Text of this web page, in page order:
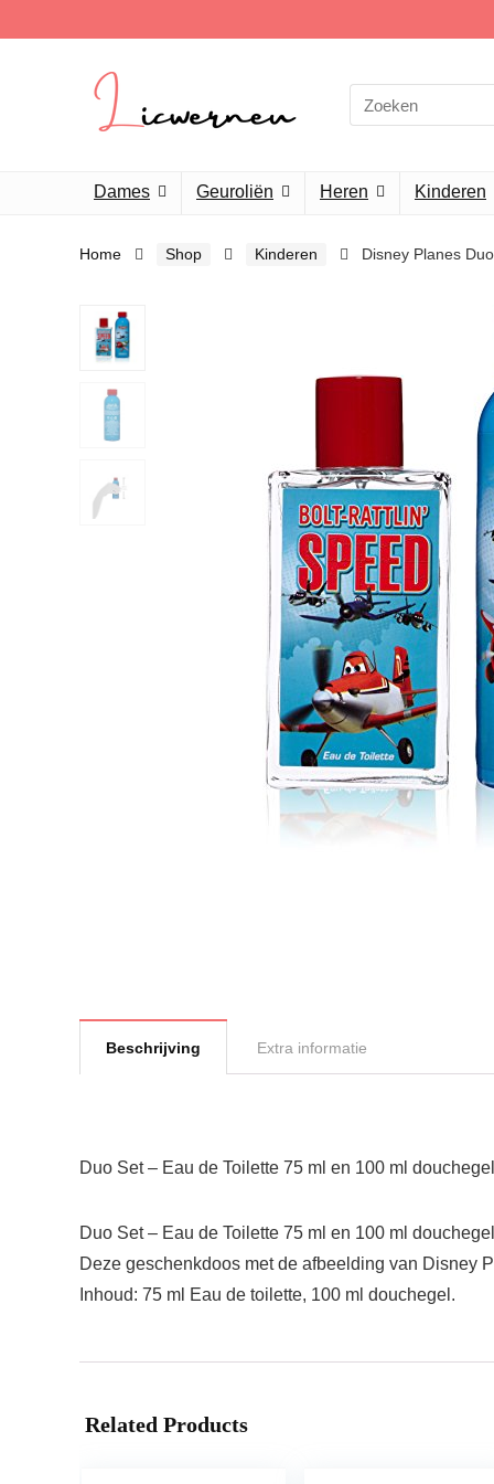
Search
for:
Dames Geuroliën Heren Kinderen
Home Shop Kinderen Disney Planes
Beschrijving Extra informatie
Duo Set – Eau de Toilette 75 ml en 100 ml
Duo Set – Eau de Toilette 75 ml en 100 ml
Deze geschenkdoos met de afbeelding van Disney
Inhoud: 75 ml Eau de toilette, 100 ml douchegel.
Related Products